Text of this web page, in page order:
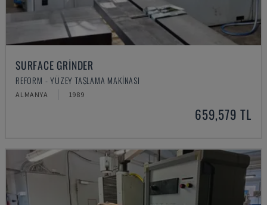
SURFACE GRINDER
REFORM - YÜZEY TAŞLAMA MAKINASI
ALMANYA 1989
659,579 TL